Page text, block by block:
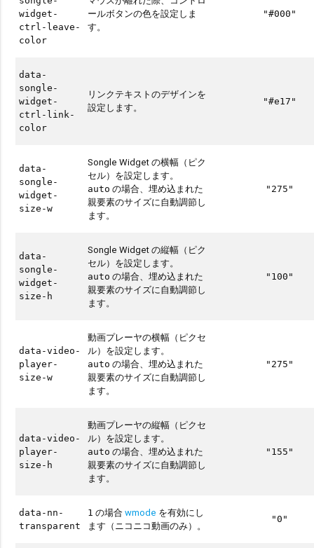
widget-
ctrl-leave-
color
ールボタンの色を設定しま
す。
"#000"
data-
songle-
widget-
ctrl-link-
color
リンクテキストのデザインを
設定します。
"#e17"
data-
songle-
widget-
size-w
Songle Widget の横幅（ピク
セル）を設定します。
auto の場合、埋め込まれた
親要素のサイズに自動調節し
ます。
"275"
data-
songle-
widget-
size-h
Songle Widget の縦幅（ピク
セル）を設定します。
auto の場合、埋め込まれた
親要素のサイズに自動調節し
ます。
"100"
data-video-
player-
size-w
動画プレーヤの横幅（ピクセ
ル）を設定します。
auto の場合、埋め込まれた
親要素のサイズに自動調節し
ます。
"275"
data-video-
player-
size-h
動画プレーヤの縦幅（ピクセ
ル）を設定します。
auto の場合、埋め込まれた
親要素のサイズに自動調節し
ます。
"155"
data-nn-
transparent
1 の場合wmode を有効にし
ます（ニコニコ動画のみ）。
"0"